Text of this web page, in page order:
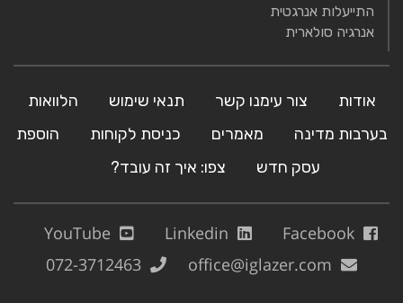
התייעלות אנרגטית
אנרגיה סולארית
אודות צור עימנו קשר תנאי שימוש
הלוואות
בערבות מדינה
מאמרים כניסת לקוחות
הוספת
עסק חדש
צפו: איך זה עובד?
Facebook